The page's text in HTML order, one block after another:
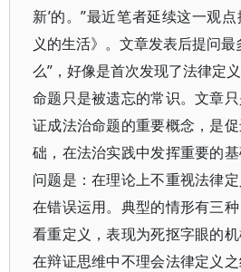
新’的。”最近笔者延续这一观
义的生活》。文章发表后提问
么”，好像是首次发现了法律定
命题只是被遗忘的常识。文章
证成法治命题的重要概念，是
础，在法治实践中发挥重要的
问题是：在理论上不重视法律
在错误运用。典型的情形有三
看重定义，表现为死抠字眼的
在辩证思维中不理会法律定义